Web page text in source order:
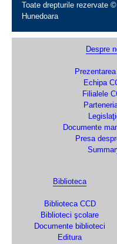
Toate drepturile rezervate
Hunedoara
Despre
Echipa
Filialele
Documente
Presa
Biblioteca
Biblioteca CCD
Biblioteci şcolare
Documente biblioteci
Editura